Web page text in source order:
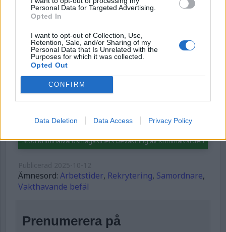
Personal Data for Targeted Advertising.
Opted In
I want to opt-out of Collection, Use,
Retention, Sale, and/or Sharing of my
Personal Data that Is Unrelated with the
Purposes for which it was collected.
Opted Out
CONFIRM
Data Deletion Data Access Privacy Policy
Password
Remember Me
Forgot Password
Stöd Kriminalvårdsmagasinets bevakning av Kriminalvården
Ämnesord: Arbetstider, Rekrytering, Samordnare,
Vakthavande befäl
Prenumerera på